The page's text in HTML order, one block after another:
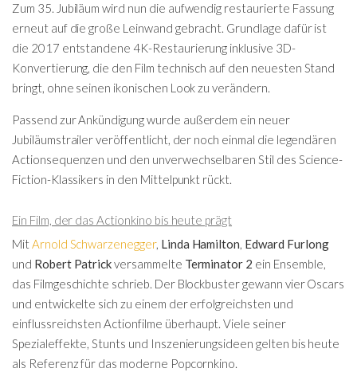
Zum 35. Jubiläum wird nun die aufwendig restaurierte Fassung
erneut auf die große Leinwand gebracht. Grundlage dafür ist
die 2017 entstandene 4K-Restaurierung inklusive 3D-
Konvertierung, die den Film technisch auf den neuesten Stand
bringt, ohne seinen ikonischen Look zu verändern.
Passend zur Ankündigung wurde außerdem ein neuer
Jubiläumstrailer veröffentlicht, der noch einmal die legendären
Actionsequenzen und den unverwechselbaren Stil des Science-
Fiction-Klassikers in den Mittelpunkt rückt.
Ein Film, der das Actionkino bis heute prägt
Mit Arnold Schwarzenegger, Linda Hamilton, Edward Furlong
und Robert Patrickversammelte Terminator 2 ein Ensemble,
das Filmgeschichte schrieb. Der Blockbuster gewann vier Oscars
und entwickelte sich zu einem der erfolgreichsten und
einflussreichsten Actionfilme überhaupt. Viele seiner
Spezialeffekte, Stunts und Inszenierungsideen gelten bis heute
als Referenz für das moderne Popcornkino.